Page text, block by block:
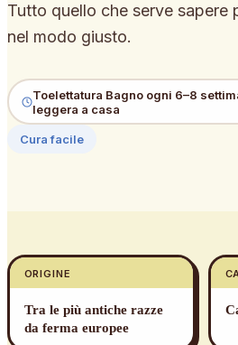
Tutto quello che serve sapere
nel modo giusto.
Toelettatura Bagno ogni 6–8
leggera a casa
Cura facile
ORIGINE
Tra le più antiche razze
da ferma europee